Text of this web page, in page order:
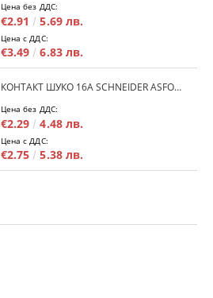
Цена без ДДС:
€2.91 5.69 лв.
Цена с ДДС:
€3.49 6.83 лв.
КОНТАКТ ШУКО 16A SCHNEIDER ASFORA EPH2900121 - БЯЛ
Цена без ДДС:
€2.29 4.48 лв.
Цена с ДДС:
€2.75 5.38 лв.